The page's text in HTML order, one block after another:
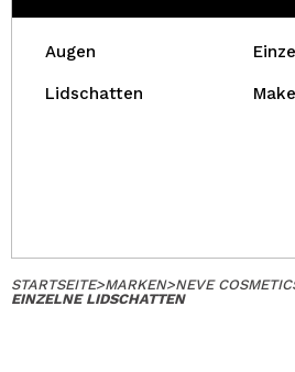
Augen
Lidschatten
STARTSEITE>MARKEN>NEVE
EINZELNE LIDSCHATTEN